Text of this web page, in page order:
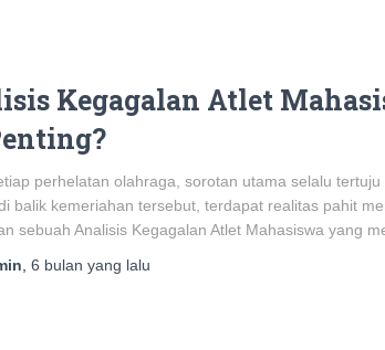
Kegagalan Atlet
perhelatan olahraga, sorotan utama selalu
balik kemeriahan tersebut, terdapat realitas pahit
sebuah Analisis Kegagalan Atlet Mahasiswa yang
6 bulan yang lalu